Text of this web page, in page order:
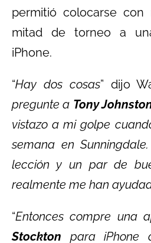
permitió colocarse
mitad de torneo a
iPhone.
“Hay dos cosas” dijo
pregunte a Tony
vistazo a mi golpe
semana en
lección y un par de
realmente me han
“Entonces compre una
Stockton para iPhone